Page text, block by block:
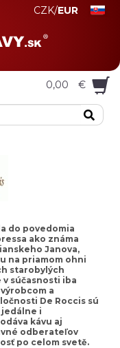
CZK/EUR
0,00 €
do povedomia
ako známa
Janova,
na priamom ohni
starobylých
súčasnosti iba
a
De Roccis sú
i
kávu aj
odberateľov
po celom svetě.